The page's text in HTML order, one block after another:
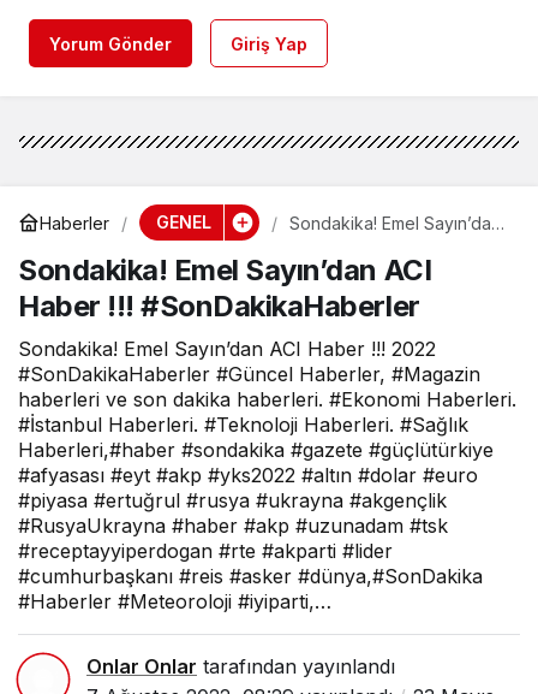
Yorum Gönder Giriş Yap
Haberler GENEL
Sondakika! Emel Sayın’dan
#SonDakikaHaberler
Sondakika! Emel Sayın’dan ACI
Haber !!! #SonDakikaHaberler
Sondakika! Emel Sayın’dan ACI Haber !!! 2022
#SonDakikaHaberler #Güncel Haberler, #Magazin
haberleri ve son dakika haberleri. #Ekonomi Haberleri.
#İstanbul Haberleri. #Teknoloji Haberleri. #Sağlık
Haberleri,#haber #sondakika #gazete #güçlütürkiye
#afyasası #eyt #akp #yks2022 #altın #dolar #euro
#piyasa #ertuğrul #rusya #ukrayna #akgençlik
#RusyaUkrayna #haber #akp #uzunadam #tsk
#receptayyiperdogan #rte #akparti #lider
#cumhurbaşkanı #reis #asker #dünya,#SonDakika
#Haberler #Meteoroloji #iyiparti,…
Onlar Onlar tarafından yayınlandı